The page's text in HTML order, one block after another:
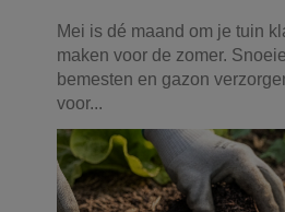
Mei is dé maand om je tuin
maken voor de zomer.
bemesten en gazon
voor...